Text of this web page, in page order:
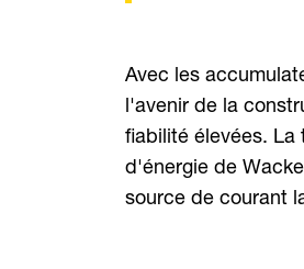
Avec les
l'avenir de la
fiabilité élevées.
d'énergie de
source de courant